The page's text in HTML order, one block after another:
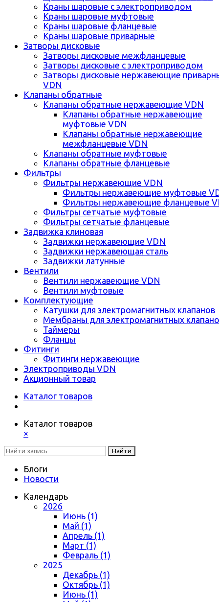
Краны шаровые с электроприводом
Краны шаровые муфтовые
Краны шаровые фланцевые
Краны шаровые приварные
Затворы дисковые
Затворы дисковые межфланцевые
Затворы дисковые с электроприводом
Затворы дисковые нержавеющие
VDN
Клапаны обратные
Клапаны обратные нержавеющие VDN
Клапаны обратные нержавеющие
муфтовые VDN
Клапаны обратные нержавеющие
межфланцевые VDN
Клапаны обратные муфтовые
Клапаны обратные фланцевые
Фильтры
Фильтры нержавеющие VDN
Фильтры нержавеющие муфтовые
Фильтры нержавеющие фланцевые
Фильтры сетчатые муфтовые
Фильтры сетчатые фланцевые
Задвижка клиновая
Задвижки нержавеющие VDN
Задвижки нержавеющая сталь
Задвижки латунные
Вентили
Вентили нержавеющие VDN
Вентили муфтовые
Комплектующие
Катушки для электромагнитных клапанов
Мембраны для электромагнитных
Таймеры
Фланцы
Фитинги
Фитинги нержавеющие
Электроприводы VDN
Акционный товар
Каталог товаров
Каталог товаров
×
Найти
Блоги
Новости
Календарь
2026
Июнь (1)
Май (1)
Апрель (1)
Март (1)
Февраль (1)
2025
Декабрь (1)
Октябрь (1)
Июнь (1)